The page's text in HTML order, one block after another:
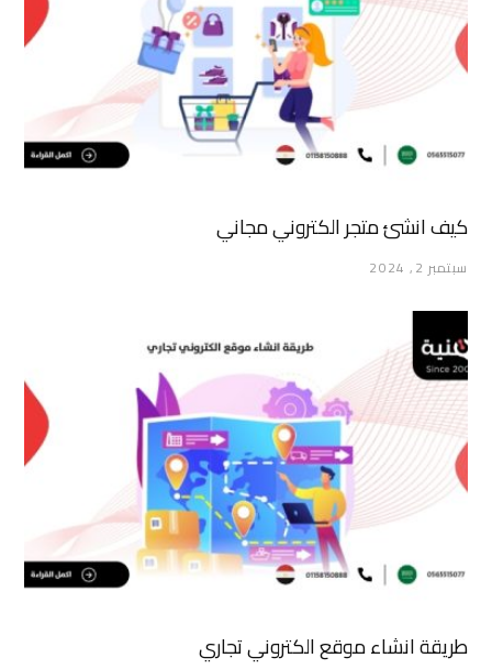
كيف انشئ متجر الكتروني مجاني
سبتمبر 2, 2024
طريقة انشاء موقع الكتروني تجاري